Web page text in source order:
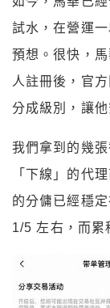
試水，在營運
預想。很快，
人註冊後，官
分成級別，讓他
我們拿到的幾
「下線」的代
的分傭已經穩
1/5 左右，而累